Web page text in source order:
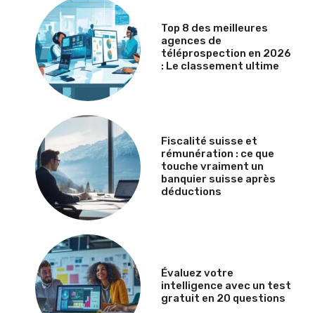
Top 8 des meilleures
agences de
téléprospection en 2026
: Le classement ultime
Fiscalité suisse et
rémunération : ce que
touche vraiment un
banquier suisse après
déductions
Évaluez votre
intelligence avec un test
gratuit en 20 questions